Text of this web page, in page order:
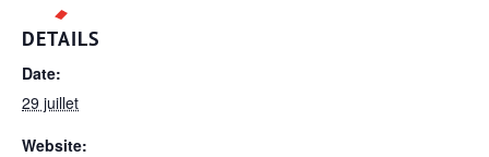
DETAILS
Date:
29 juillet
Website: